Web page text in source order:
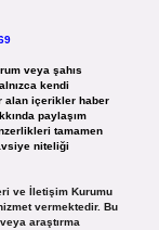
veya şahıs
kendi
alan içerikler haber
paylaşım
tamamen
niteliği
ve İletişim Kurumu
vermektedir. Bu
araştırma